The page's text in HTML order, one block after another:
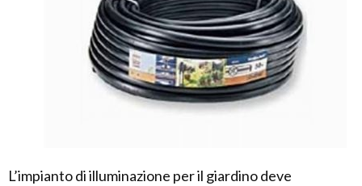
L’impianto di illuminazione per il giardino deve